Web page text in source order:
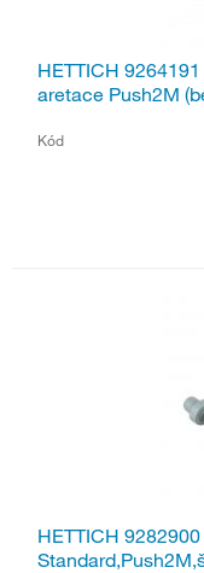
HETTICH
aretace Push2M
Kód
HETTICH